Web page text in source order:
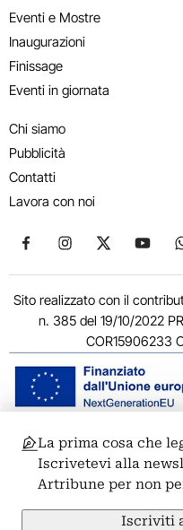
Eventi e Mostre
Inaugurazioni
Finissage
Eventi in giornata
Chi siamo
Pubblicità
Contatti
Lavora con noi
Seguici su Facebook
Seguici suSeguici su X
Sito realizzato con il
n. 385 del 19/10/2022
COR15906233
© 2011-2026 ARTRIBUNE srl
00186 Roma - P.I.
Privacy: Responsabile della
ARTRIBUNE srl – Corso
La prima cosa che
Iscrivetevi alla
Artribune per non
Iscriviti